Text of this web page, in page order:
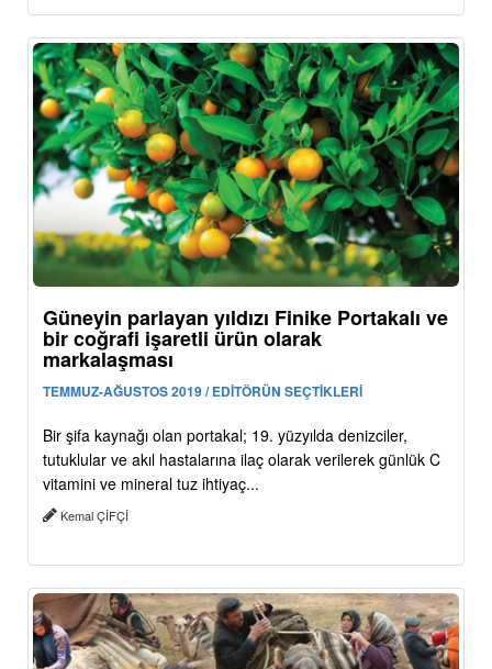
Güneyin parlayan yıldızı Finike Portakalı ve
bir coğrafi işaretli ürün olarak
markalaşması
TEMMUZ-AĞUSTOS 2019 / EDİTÖRÜN SEÇTİKLERİ
Bir şifa kaynağı olan portakal; 19. yüzyılda denizciler,
tutuklular ve akıl hastalarına ilaç olarak verilerek günlük C
vitamini ve mineral tuz ihtiyaç...
Kemal ÇİFÇİ